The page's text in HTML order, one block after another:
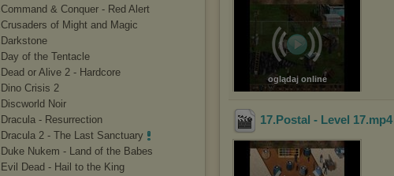
Command & Conquer - Red Alert
Crusaders of Might and Magic
Darkstone
Day of the Tentacle
Dead or Alive 2 - Hardcore
Dino Crisis 2
Discworld Noir
Dracula - Resurrection
Dracula 2 - The Last Sanctuary
Duke Nukem - Land of the Babes
Evil Dead - Hail to the King
oglądaj online
17.Postal - Level 17.mp4